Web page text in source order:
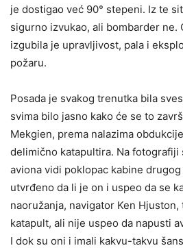
je dostigao već 90° stepeni. Iz te
sigurno izvukao, ali bombarder ne.
izgubila je upravljivost, pala i
požaru.
Posada je svakog trenutka bila
svima bilo jasno kako će se to
Mekgien, prema nalazima
delimično katapultira. Na
aviona vidi poklopac kabine
utvrđeno da li je on i uspeo da se
naoružanja, navigator Ken
katapult, ali nije uspeo da napusti
I dok su oni i imali kakvu-takvu